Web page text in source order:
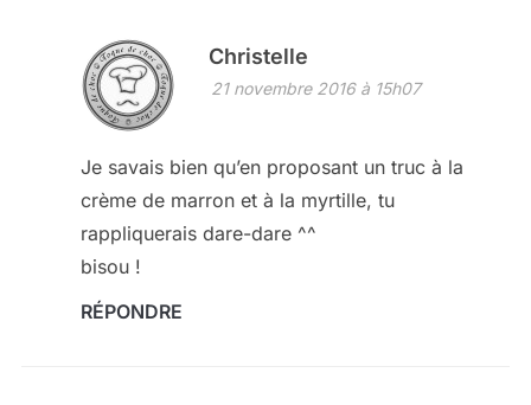
Christelle
21 novembre 2016 à 15h07
Je savais bien qu’en proposant un truc à la
crème de marron et à la myrtille, tu
rappliquerais dare-dare ^^
bisou !
RÉPONDRE